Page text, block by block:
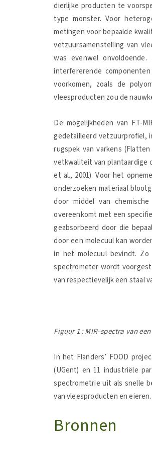
dierlijke producten te
type monster. Voor
metingen voor bepaalde
vetzuursamenstelling van
was evenwel
interfererende
voorkomen, zoals de
vleesproducten zou de
De mogelijkheden van FT-
gedetailleerd vetzuurprofiel,
rugspek van varkens
vetkwaliteit van plantaardige
et al., 2001). Voor het
onderzoeken materiaal
door middel van
overeenkomt met een
geabsorbeerd door die
door een molecuul kan
in het molecuul bevindt. Zo
spectrometer wordt
van respectievelijk een staal
Figuur 1 : MIR–spectra van
In het Flanders’ FOOD
(UGent) en 11 industriële
spectrometrie uit als snelle
van vleesproducten en eieren.
Bronnen